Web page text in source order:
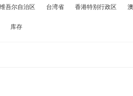
吾尔自治区 台湾省 香港特别行政区
库存